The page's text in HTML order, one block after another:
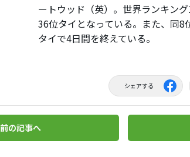
ートウッド（英）。世界ランキン
36位タイとなっている。また、同
タイで4日間を終えている。
シェアする
前の記事へ